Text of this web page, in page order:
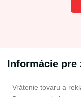
Informácie pre
Vrátenie tovaru a